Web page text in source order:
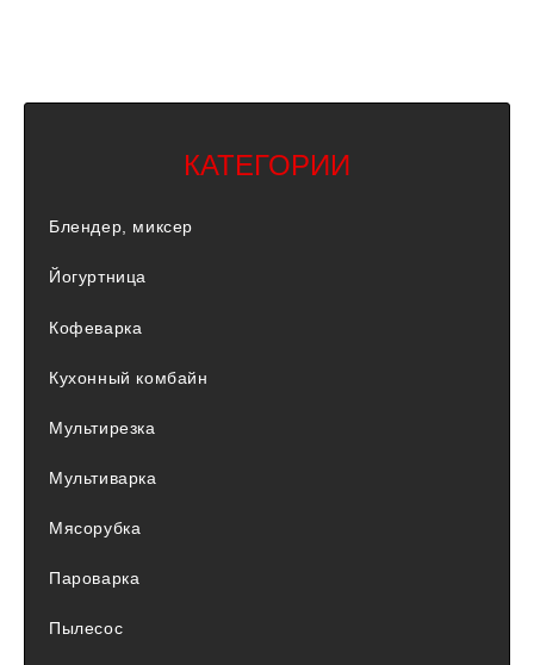
КАТЕГОРИИ
Блендер, миксер
Йогуртница
Кофеварка
Кухонный комбайн
Мультирезка
Мультиварка
Мясорубка
Пароварка
Пылесос